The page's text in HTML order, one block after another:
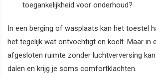
toegankelijkheid voor onderhoud?
In een berging of wasplaats kan het toestel
het tegelijk wat ontvochtigt en koelt. Maar in
afgesloten ruimte zonder luchtverversing
dalen en krijg je soms comfortklachten.